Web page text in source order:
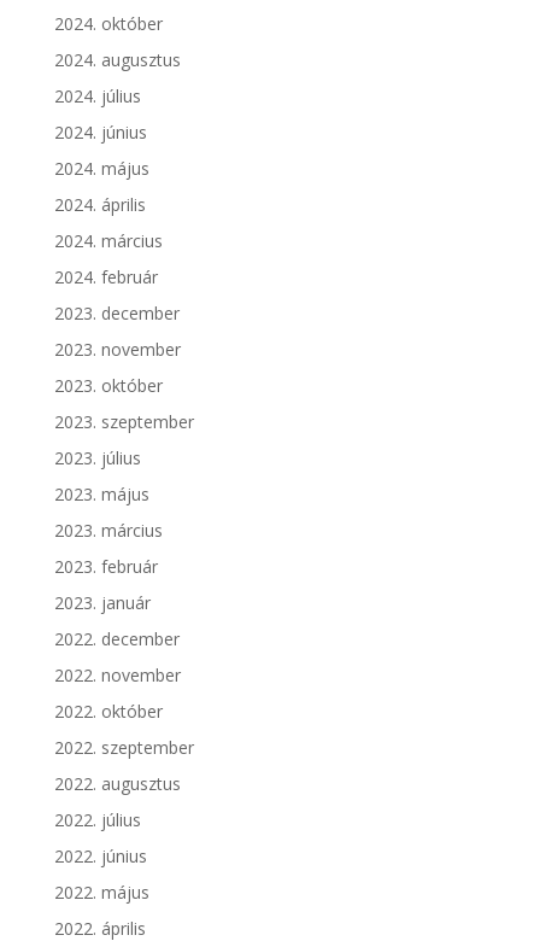
2024. október
2024. augusztus
2024. július
2024. június
2024. május
2024. április
2024. március
2024. február
2023. december
2023. november
2023. október
2023. szeptember
2023. július
2023. május
2023. március
2023. február
2023. január
2022. december
2022. november
2022. október
2022. szeptember
2022. augusztus
2022. július
2022. június
2022. május
2022. április